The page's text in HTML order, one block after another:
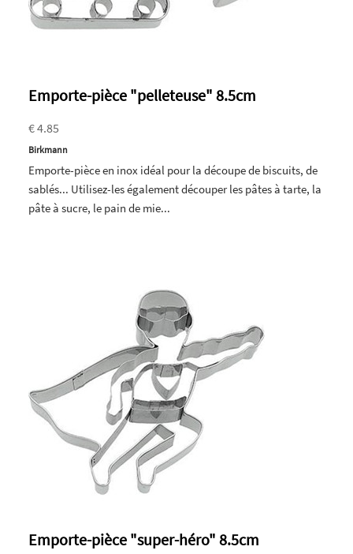
Emporte-pièce "pelleteuse" 8.5cm
€ 4.85
Birkmann
Emporte-pièce en inox idéal pour la découpe de biscuits, de
sablés... Utilisez-les également découper les pâtes à tarte, la
pâte à sucre, le pain de mie...
Emporte-pièce "super-héro" 8.5cm